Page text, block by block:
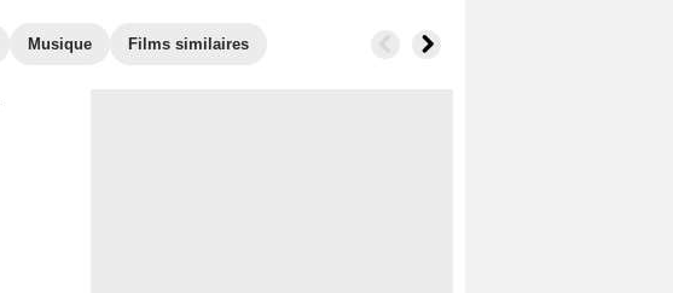
Musique Films similaires